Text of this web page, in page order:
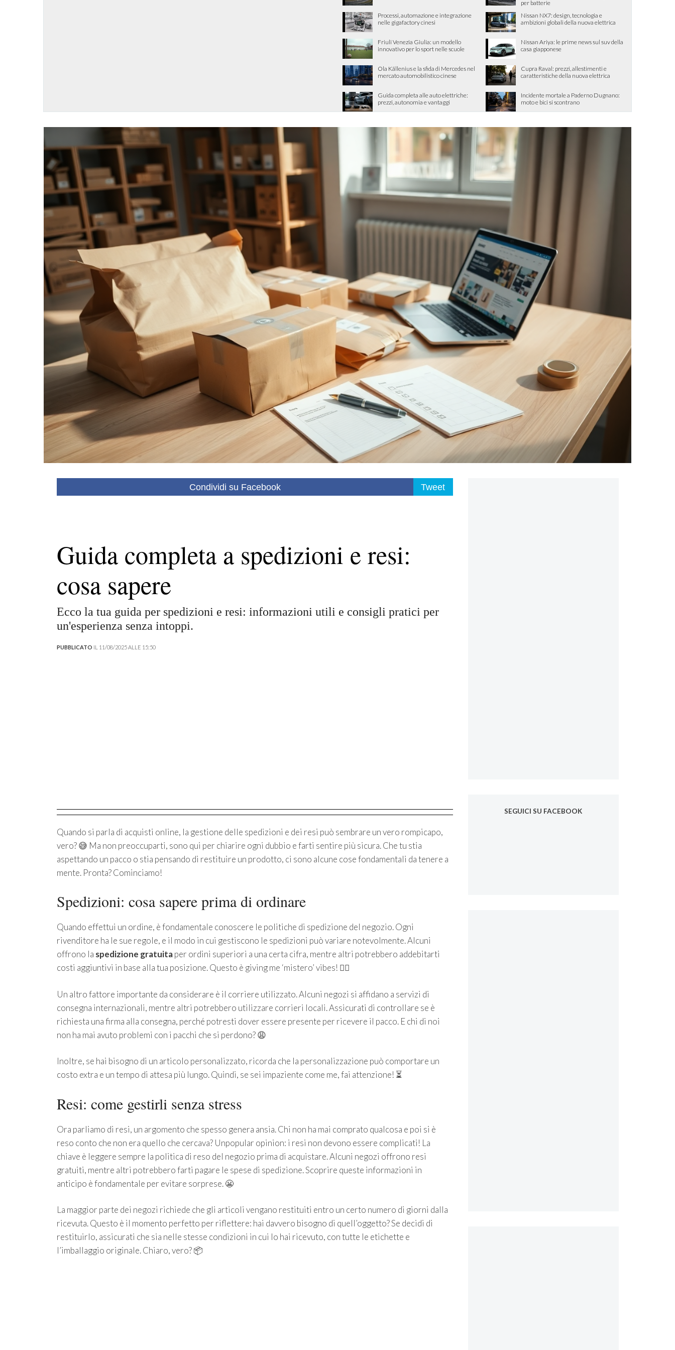
per batterie
Processi, automazione e integrazione
nelle gigafactory cinesi
Nissan NX7: design, tecnologia e
ambizioni globali della nuova elettrica
Friuli Venezia Giulia: un modello
innovativo per lo sport nelle scuole
Nissan Ariya: le prime news sul suv della
casa giapponese
Ola Källenius e la sfida di Mercedes nel
mercato automobilistico cinese
Cupra Raval: prezzi, allestimenti e
caratteristiche della nuova elettrica
Guida completa alle auto elettriche:
prezzi, autonomia e vantaggi
Incidente mortale a Paderno Dugnano:
moto e bici si scontrano
Condividi su Facebook Tweet
Guida completa a spedizioni e resi:
cosa sapere
Ecco la tua guida per spedizioni e resi: informazioni utili e consigli pratici per
un'esperienza senza intoppi.
PUBBLICATO IL 11/08/2025 ALLE 15:50
Quando si parla di acquisti online, la gestione delle spedizioni e dei resi può sembrare un vero rompicapo,
vero? 😅 Ma non preoccuparti, sono qui per chiarire ogni dubbio e farti sentire più sicura. Che tu stia
aspettando un pacco o stia pensando di restituire un prodotto, ci sono alcune cose fondamentali da tenere a
mente. Pronta? Cominciamo!
Spedizioni: cosa sapere prima di ordinare
Quando effettui un ordine, è fondamentale conoscere le politiche di spedizione del negozio. Ogni
rivenditore ha le sue regole, e il modo in cui gestiscono le spedizioni può variare notevolmente. Alcuni
offrono la spedizione gratuitaper ordini superiori a una certa cifra, mentre altri potrebbero addebitarti
costi aggiuntivi in base alla tua posizione. Questo è giving me ‘mistero’ vibes! 🕵️‍♀️
Un altro fattore importante da considerare è il corriere utilizzato. Alcuni negozi si affidano a servizi di
consegna internazionali, mentre altri potrebbero utilizzare corrieri locali. Assicurati di controllare se è
richiesta una firma alla consegna, perché potresti dover essere presente per ricevere il pacco. E chi di noi
non ha mai avuto problemi con i pacchi che si perdono? 😩
Inoltre, se hai bisogno di un articolo personalizzato, ricorda che la personalizzazione può comportare un
costo extra e un tempo di attesa più lungo. Quindi, se sei impaziente come me, fai attenzione! ⏳
Resi: come gestirli senza stress
Ora parliamo di resi, un argomento che spesso genera ansia. Chi non ha mai comprato qualcosa e poi si è
reso conto che non era quello che cercava? Unpopular opinion: i resi non devono essere complicati! La
chiave è leggere sempre la politica di reso del negozio prima di acquistare. Alcuni negozi offrono resi
gratuiti, mentre altri potrebbero farti pagare le spese di spedizione. Scoprire queste informazioni in
anticipo è fondamentale per evitare sorprese. 😬
La maggior parte dei negozi richiede che gli articoli vengano restituiti entro un certo numero di giorni dalla
ricevuta. Questo è il momento perfetto per riflettere: hai davvero bisogno di quell’oggetto? Se decidi di
restituirlo, assicurati che sia nelle stesse condizioni in cui lo hai ricevuto, con tutte le etichette e
l’imballaggio originale. Chiaro, vero? 📦
SEGUICI SU FACEBOOK